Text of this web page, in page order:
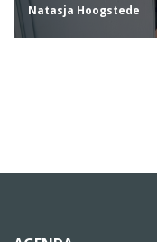
Natasja Hoogstede